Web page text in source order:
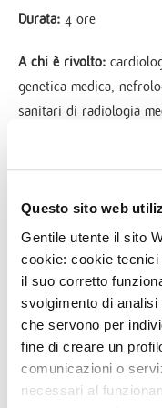
Questo sito web
Gentile utente il sito
cookie: cookie
il suo corretto
svolgimento di
che servono per
fine di creare un
comunicazioni o
necessari al
Durata: 4 ore
A chi è rivolto:
genetica medica,
sanitari di radiologia
Allegati